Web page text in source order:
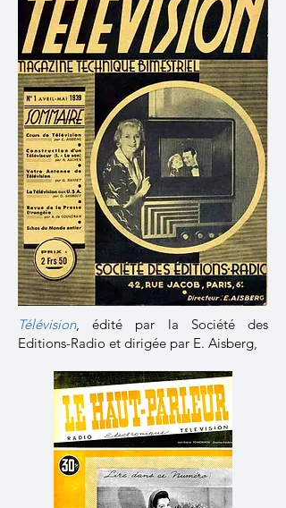
Télévision, édité par la Société des
Editions-Radio et dirigée par E. Aisberg,